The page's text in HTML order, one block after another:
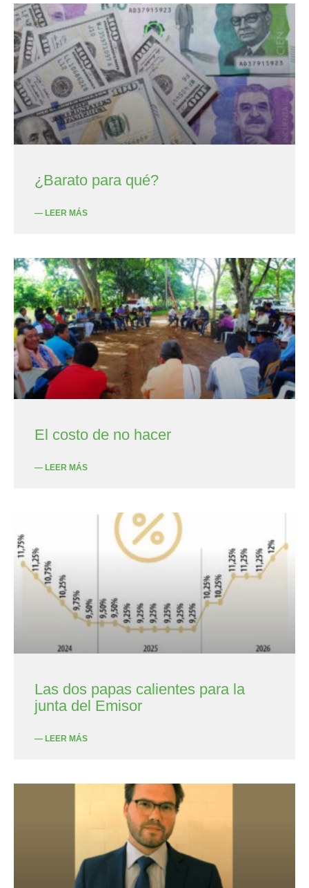
¿Barato para qué?
— LEER MÁS
El costo de no hacer
— LEER MÁS
Las dos papas calientes para la
junta del Emisor
— LEER MÁS